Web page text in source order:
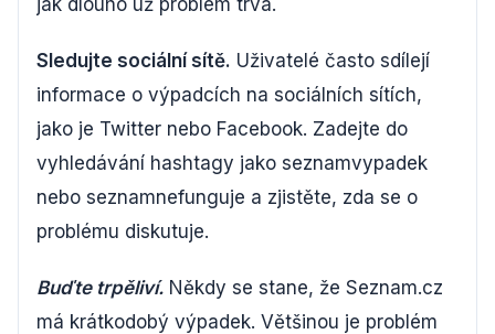
Sledujte sociální sítě. Uživatelé často sdílejí
informace o výpadcích na sociálních sítích,
jako je Twitter nebo Facebook. Zadejte do
vyhledávání hashtagy jako seznamvypadek
nebo seznamnefunguje a zjistěte, zda se o
problému diskutuje.
Buďte trpěliví. Někdy se stane, že Seznam.cz
má krátkodobý výpadek. Většinou je problém